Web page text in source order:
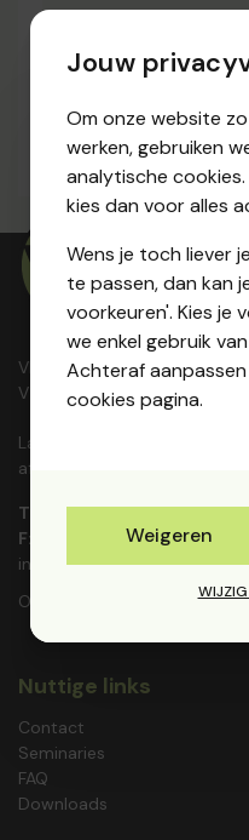
Pagina:3
Vlaams Studie- en
VZW's vzw
Lauwestraat 166, 8560
afdeling Kortrijk)
T:
056 410368
F:
056 415774
info@vsdc.be
Ondernemingsnummer:
Nuttige links
Contact
Seminaries
FAQ
Downloads
Jouw
Om onze website
werken, gebruiken
analytische
kies dan voor alles
Wens je toch liever
te passen, dan kan
voorkeuren'. Kies je
we enkel gebruik
Achteraf
cookies pagina.
Weigeren
WIJZIG